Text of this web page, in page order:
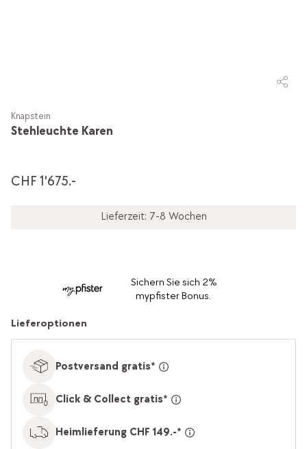
Stehleuchte Karen
Knapstein
CHF 1'675.-
Lieferzeit: 7-8 Wochen
Sichern Sie sich 2%
mypfister Bonus.
Lieferoptionen
Postversand gratis*
Click & Collect gratis*
Heimlieferung CHF 149.-*